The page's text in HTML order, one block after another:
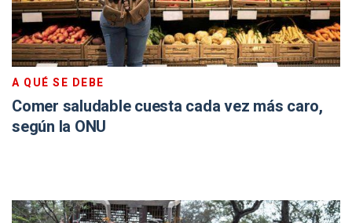
A QUÉ SE DEBE
Comer saludable cuesta cada vez más caro,
según la ONU